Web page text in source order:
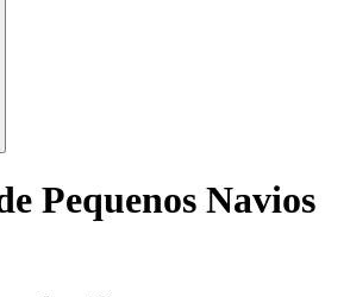
Pequenos Navios